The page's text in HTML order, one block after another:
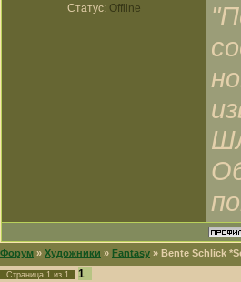
Статус: Offline
Форум » Художники » Fantasy » Bente Schlick
Страница 1 из 1 1